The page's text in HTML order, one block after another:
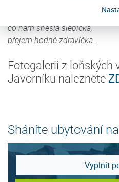
co nám snesla slepička,
přejem hodně zdravíčka…
Fotogalerii z loňských
Javorníku naleznete
Sháníte ubytování
Vyplnit